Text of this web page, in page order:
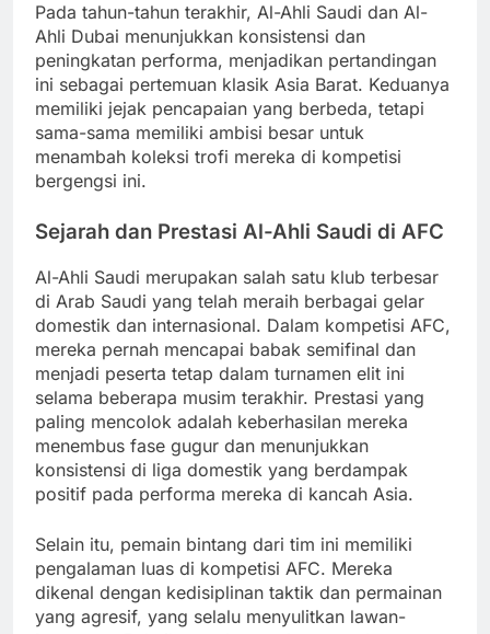
Pada tahun-tahun terakhir, Al-Ahli Saudi dan Al-
Ahli Dubai menunjukkan konsistensi dan
peningkatan performa, menjadikan pertandingan
ini sebagai pertemuan klasik Asia Barat. Keduanya
memiliki jejak pencapaian yang berbeda, tetapi
sama-sama memiliki ambisi besar untuk
menambah koleksi trofi mereka di kompetisi
bergengsi ini.
Sejarah dan Prestasi Al-Ahli Saudi di AFC
Al-Ahli Saudi merupakan salah satu klub terbesar
di Arab Saudi yang telah meraih berbagai gelar
domestik dan internasional. Dalam kompetisi AFC,
mereka pernah mencapai babak semifinal dan
menjadi peserta tetap dalam turnamen elit ini
selama beberapa musim terakhir. Prestasi yang
paling mencolok adalah keberhasilan mereka
menembus fase gugur dan menunjukkan
konsistensi di liga domestik yang berdampak
positif pada performa mereka di kancah Asia.
Selain itu, pemain bintang dari tim ini memiliki
pengalaman luas di kompetisi AFC. Mereka
dikenal dengan kedisiplinan taktik dan permainan
yang agresif, yang selalu menyulitkan lawan-